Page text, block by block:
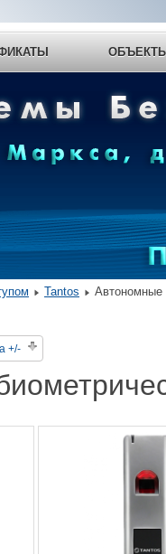
Tantos Автономные
+/-